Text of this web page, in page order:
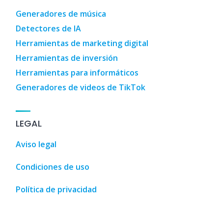
Generadores de música
Detectores de IA
Herramientas de marketing digital
Herramientas de inversión
Herramientas para informáticos
Generadores de videos de TikTok
LEGAL
Aviso legal
Condiciones de uso
Política de privacidad